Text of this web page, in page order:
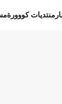
منتديات كووورة